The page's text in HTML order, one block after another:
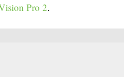
Pro 2.